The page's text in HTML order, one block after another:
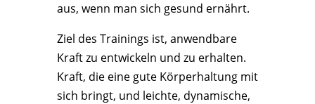
aus, wenn man sich gesund ernährt.
Ziel des Trainings ist, anwendbare
Kraft zu entwickeln und zu erhalten.
Kraft, die eine gute Körperhaltung mit
sich bringt, und leichte, dynamische,